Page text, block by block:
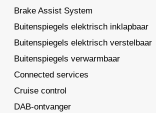
Brake Assist System
Buitenspiegels elektrisch inklapbaar
Buitenspiegels elektrisch verstelbaar
Buitenspiegels verwarmbaar
Connected services
Cruise control
DAB-ontvanger